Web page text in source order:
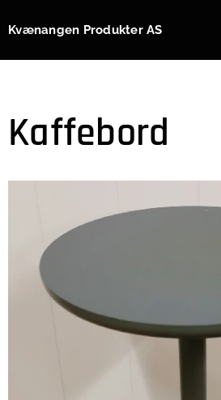
Kvænangen Produkter AS
Kaffebord